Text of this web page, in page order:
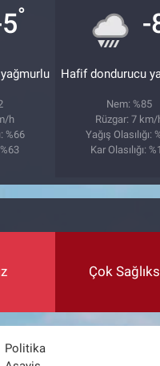
°
h
%66
-
Hafif dondurucu
Nem: %85
Rüzgar: 7 km/
Yağış Olasılığı:
Kar Olasılığı:
Çok
Politika